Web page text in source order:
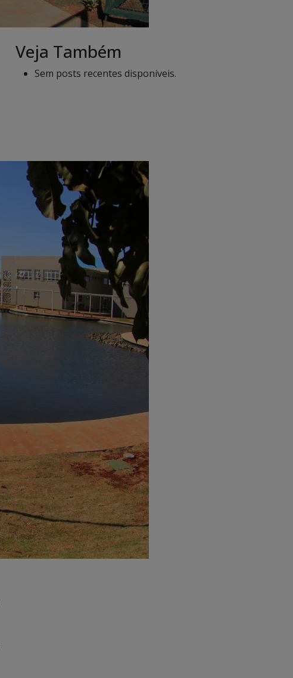
Veja Também
Sem posts recentes disponíveis.